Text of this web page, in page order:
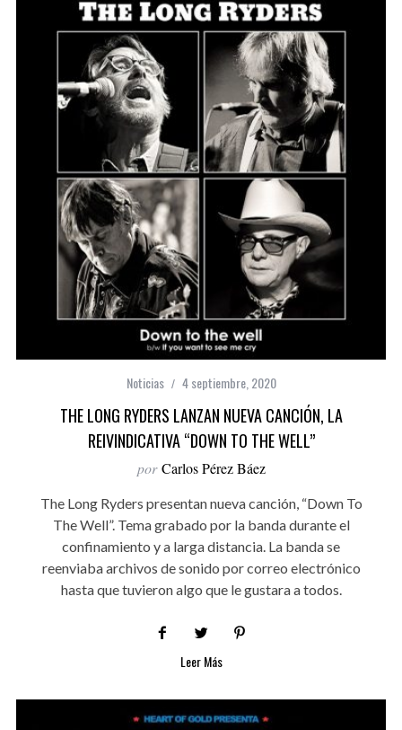
Noticias 4 septiembre, 2020
THE LONG RYDERS LANZAN NUEVA CANCIÓN, LA
REIVINDICATIVA “DOWN TO THE WELL”
por Carlos Pérez Báez
The Long Ryders presentan nueva canción, “Down To
The Well”. Tema grabado por la banda durante el
confinamiento y a larga distancia. La banda se
reenviaba archivos de sonido por correo electrónico
hasta que tuvieron algo que le gustara a todos.
Leer Más